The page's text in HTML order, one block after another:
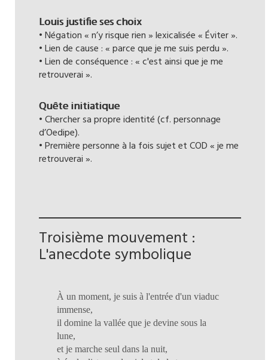
Louis justifie ses choix
• Négation « n’y risque rien » lexicalisée « Éviter ».
• Lien de cause : « parce que je me suis perdu ».
• Lien de conséquence : « c'est ainsi que je me
retrouverai ».
Quête initiatique
• Chercher sa propre identité (cf. personnage
d’Oedipe).
• Première personne à la fois sujet et COD « je me
retrouverai ».
Troisième mouvement :
L'anecdote symbolique
À un moment, je suis à l'entrée d'un viaduc
immense,
il domine la vallée que je devine sous la
lune,
et je marche seul dans la nuit,